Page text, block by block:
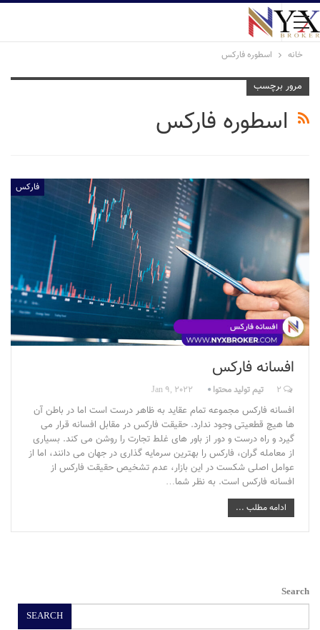
خانه اسطوره فارکس
مرور برچسب
اسطوره فارکس
فارکس
افسانه فارکس
تیم تولید محتوا Jan 9, 2022
افسانه فارکس مجموعه تمام عقاید به ظاهر درست است اما در باطن آن
ها هیچ قطعیتی وجود ندارد. حقیقت فارکس در مقابل افسانه قرار می
گیرد و راه درست و دور از باور های غلط تجارت را روشن می کند. بسیاری
از معامله گران، فارکس را بهترین سرمایه گذاری در جهان می دانند، اما از
عوامل اصلی شکست در این بازار، عدم تشخیص حقیقت فارکس از
افسانه فارکس است. به نظر شما…
ادامه مطلب ...
Search
SEARCH